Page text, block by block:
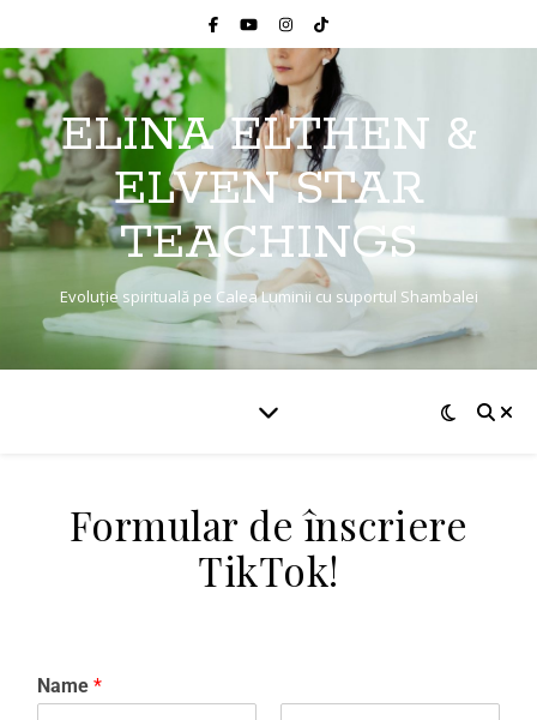
ELINA ELTHEN &
ELVEN STAR
TEACHINGS
Evoluție spirituală pe Calea Luminii cu suportul Shambalei
Formular de înscriere
TikTok!
Name *